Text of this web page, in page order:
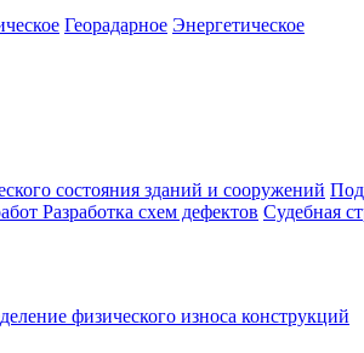
Георадарное Энергетическое
состояния зданий и сооружений
Разработка схем дефектов Судебная
физического износа конструкций